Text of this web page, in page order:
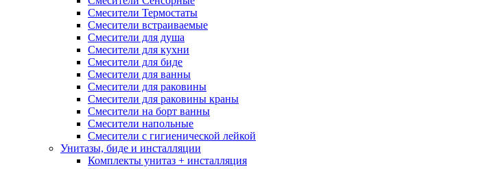
Смесители Термостаты
Смесители встраиваемые
Смесители для душа
Смесители для кухни
Смесители для биде
Смесители для ванны
Смесители для раковины
Смесители для раковины краны
Смесители на борт ванны
Смесители напольные
Смесители с гигиенической лейкой
Унитазы, биде и инсталляции
Комплекты унитаз + инсталляция